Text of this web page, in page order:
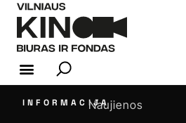
INFORMACIJANaujienos